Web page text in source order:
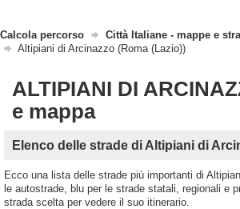
Calcola percorso
Città Italiane - mappe e
Altipiani di Arcinazzo (Roma (Lazio))
ALTIPIANI DI
e mappa
Elenco delle strade di Altipiani di
Ecco una lista delle strade più importanti di
le autostrade, blu per le strade statali, regionali e
strada scelta per vedere il suo itinerario.